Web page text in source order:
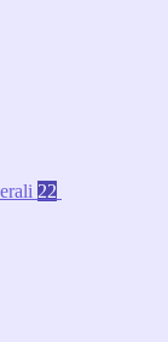
22